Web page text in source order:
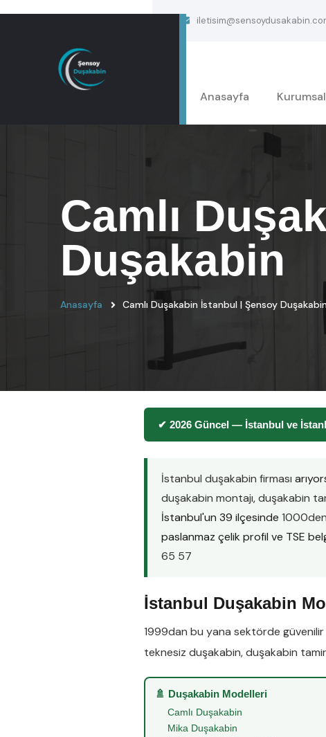
Anasayfa Kurumsal
Camlı
Duşakabin
Anasayfa Camlı Duşakabin İstanbul | Şensoy
✔ 2026 Güncel — İstanbul ve
İstanbul duşakabin firması
duşakabin montajı,duşakabin
İstanbul'un 39 ilçesinde
paslanmaz çelik profil ve TSE
65 57
İstanbul Duşakabin
1999dan bu yana sektörde
teknesiz duşakabin,duşakabin
🚿 Duşakabin Modelleri
Camlı Duşakabin
Mika Duşakabin